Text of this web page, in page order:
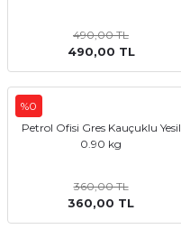
490,00 TL
490,00 TL
%0
Petrol Ofisi Gres Kauçuklu Yesil
0.90 kg
360,00 TL
360,00 TL